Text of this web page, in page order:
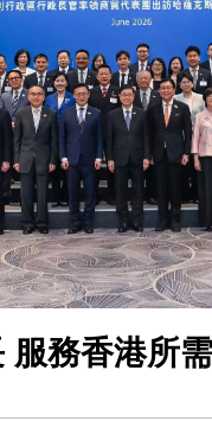
漲超4%
聯調完成
2026 IATA北亞
查揭七旬司機毒駕
7000億平台如何破局
盟人工智能創新合
服務香港所